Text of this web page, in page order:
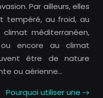
Par ailleurs, elles
tempéré, au froid, au
méditerranéen,
encore au climat
être de nature
ou aérienne…
Pourquoi utiliser une